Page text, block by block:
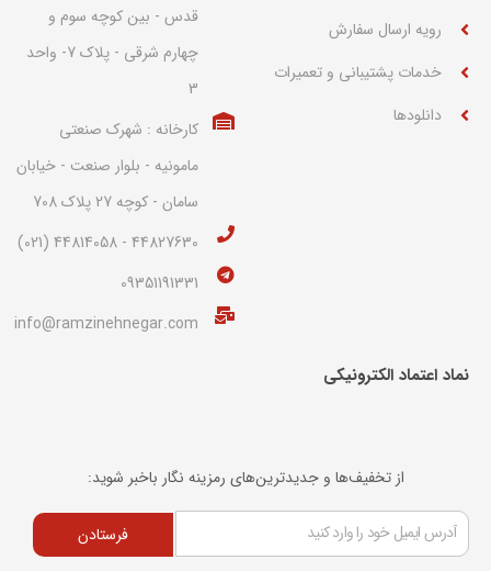
رویه ارسال سفارش
خدمات پشتیبانی و تعمیرات
دانلودها
قدس - بین کوچه سوم و
چهارم شرقی - پلاک 7- واحد
3
کارخانه : شهرک صنعتی
مامونیه - بلوار صنعت - خیابان
سامان - کوچه 27 پلاک 708
44827630 - 44814058 (021)
09351191331
info@ramzinehnegar.com
نماد اعتماد الکترونیکی​
از تخفیف‌ها و جدیدترین‌های رمزینه نگار باخبر شوید:
فرستادن